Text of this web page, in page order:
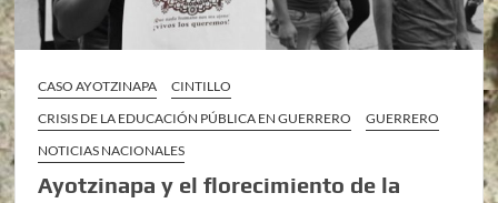
CASO AYOTZINAPA
CINTILLO
CRISIS DE LA EDUCACIÓN PÚBLICA EN GUERRERO
GUERRERO
NOTICIAS NACIONALES
Ayotzinapa y el florecimiento de la